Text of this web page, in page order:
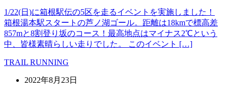
1/22(日)に箱根駅伝の5区を走るイベントを実施しました！
箱根湯本駅スタートの芦ノ湖ゴール。距離は18kmで標高差
857mと8割登り坂のコース！最高地点はマイナス2℃という
中、皆様素晴らしい走りでした。 このイベント […]
TRAIL RUNNING
2022年8月23日